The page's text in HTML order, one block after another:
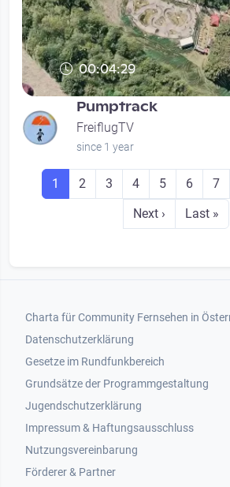
00:04:29
Pumptrack
FreiflugTV
since 1 year
Seitennummerierung
Seite
1 Seite
2 Seite
3 Seite
4 Seite
5 Seite
6 7
Next page
Next › Last
Last »
Footer 1
Charta für Community Fernsehen in
Datenschutzerklärung
Gesetze im Rundfunkbereich
Grundsätze der Programmgestaltung
Jugendschutzerklärung
Impressum & Haftungsausschluss
Nutzungsvereinbarung
Footer 2
Förderer & Partner